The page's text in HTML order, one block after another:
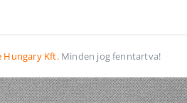
Hungary Kft.Minden jog fenntartva!